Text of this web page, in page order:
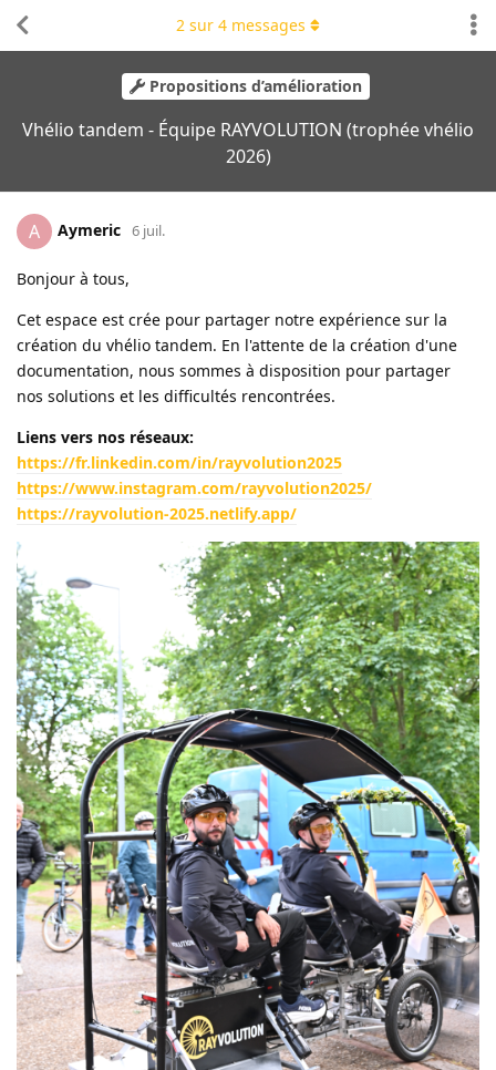
Propositions d’amélioration
Vhélio tandem - Équipe RAYVOLUTION (trophée vhélio
2026)
2 sur 4 messages
A Aymeric 6 juil.
Bonjour à tous,
Cet espace est crée pour partager notre expérience sur la
création du vhélio tandem. En l'attente de la création d'une
documentation, nous sommes à disposition pour partager
nos solutions et les difficultés rencontrées.
Liens vers nos réseaux:
https://fr.linkedin.com/in/rayvolution2025
https://www.instagram.com/rayvolution2025/
https://rayvolution-2025.netlify.app/